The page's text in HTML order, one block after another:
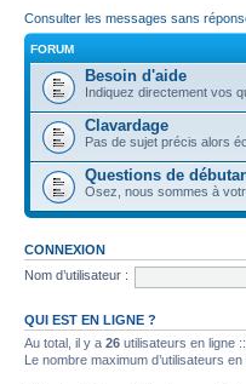
Consulter les messages sans
FORUM
Besoin d'aide
Indiquez directement vos
Clavardage
Pas de sujet précis alors
Questions de
Osez, nous sommes à
CONNEXION
Nom d’utilisateur :
QUI EST EN LIGNE ?
Au total, il y a 26 utilisateurs en ligne
Le nombre maximum d’utilisateurs